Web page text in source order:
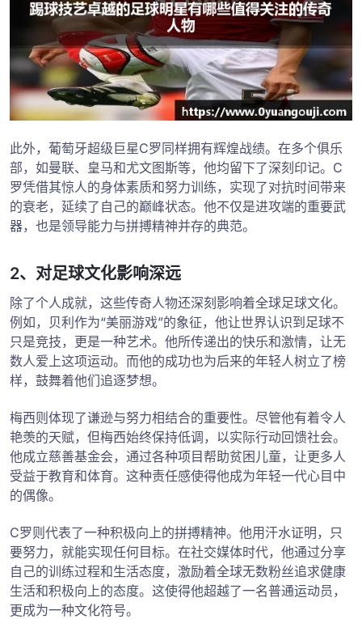
此外，葡萄牙超级巨星C罗同样拥有辉煌战绩。在多个俱乐
部，如曼联、皇马和尤文图斯等，他均留下了深刻印记。C
罗凭借其惊人的身体素质和努力训练，实现了对抗时间带来
的衰老，延续了自己的巅峰状态。他不仅是进攻端的重要武
器，也是领导能力与拼搏精神并存的典范。
2、对足球文化影响深远
除了个人成就，这些传奇人物还深刻影响着全球足球文化。
例如，贝利作为“美丽游戏”的象征，他让世界认识到足球不
只是竞技，更是一种艺术。他所传递出的快乐和激情，让无
数人爱上这项运动。而他的成功也为后来的年轻人树立了榜
样，鼓舞着他们追逐梦想。
梅西则体现了谦逊与努力相结合的重要性。尽管他有着令人
艳羡的天赋，但梅西始终保持低调，以实际行动回馈社会。
他成立慈善基金会，通过各种项目帮助贫困儿童，让更多人
受益于教育和体育。这种责任感使得他成为年轻一代心目中
的偶像。
C罗则代表了一种积极向上的拼搏精神。他用汗水证明，只
要努力，就能实现任何目标。在社交媒体时代，他通过分享
自己的训练过程和生活态度，激励着全球无数粉丝追求健康
生活和积极向上的态度。这使得他超越了一名普通运动员，
更成为一种文化符号。